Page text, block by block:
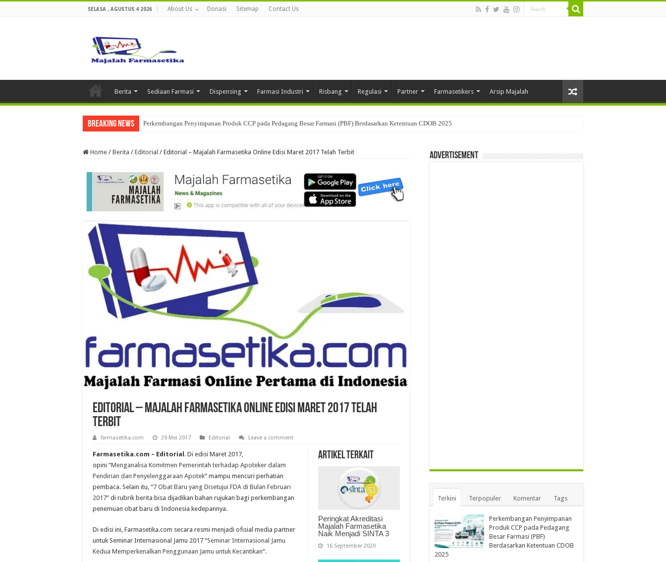
SELASA , AGUSTUS 4 2026 About Us Donasi Sitemap Contact Us
Berita Sediaan Farmasi Dispensing Farmasi Industri Risbang Regulasi Partner Farmasetikers Arsip Majalah
Breaking News Perkembangan Penyimpanan Produk CCP pada Pedagang Besar Farmasi (PBF) Berdasarkan Ketentuan CDOB 2025
Home / Berita / Editorial / Editorial – Majalah Farmasetika Online Edisi Maret 2017 Telah Terbit
Editorial – Majalah Farmasetika Online Edisi Maret 2017 Telah
Terbit
farmasetika.com 29 Mei 2017 Editorial Leave a comment
Artikel Terkait
Peringkat Akreditasi
Majalah Farmasetika
Naik Menjadi SINTA 3
16 September 2020
Farmasetika.com – Editorial . Di edisi Maret 2017,
opini “Menganalisa Komitmen Pemerintah terhadap Apoteker dalam
Pendirian dan Penyelenggaraan Apotek” mampu mencuri perhatian
pembaca. Selain itu, “7 Obat Baru yang Disetujui FDA di Bulan Februari
2017” di rubrik berita bisa dijadikan bahan rujukan bagi perkembangan
penemuan obat baru di Indonesia kedepannya.
Di edisi ini, Farmasetika.com secara resmi menjadi ofisial media partner
untuk Seminar Internasional Jamu 2017 “Seminar Internasional Jamu
Kedua Memperkenalkan Penggunaan Jamu untuk Kecantikan“.
Advertisement
Terkini Terpopuler Komentar Tags
Perkembangan Penyimpanan
Produk CCP pada Pedagang
Besar Farmasi (PBF)
Berdasarkan Ketentuan CDOB
2025